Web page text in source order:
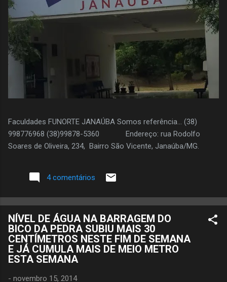
Faculdades FUNORTE JANAÚBA Somos referência... (38)
998776968 (38)99878-5360 Endereço: rua Rodolfo
Soares de Oliveira, 234, Bairro São Vicente, Janaúba/MG.
4 comentários
NÍVEL DE ÁGUA NA BARRAGEM DO
BICO DA PEDRA SUBIU MAIS 30
CENTÍMETROS NESTE FIM DE SEMANA
E JÁ CUMULA MAIS DE MEIO METRO
ESTA SEMANA
- novembro 15, 2014